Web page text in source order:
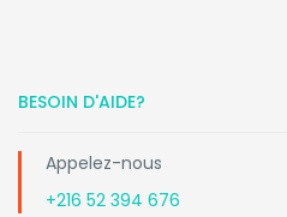
BESOIN D'AIDE?
Appelez-nous
+216 52 394 676